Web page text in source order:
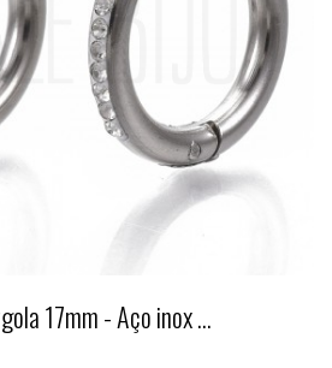
17mm - Aço inox ...